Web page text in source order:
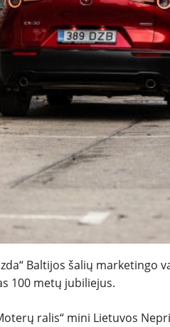
Baltijos šalių marketingo
100 metų jubiliejus.
ralis“ mini Lietuvos